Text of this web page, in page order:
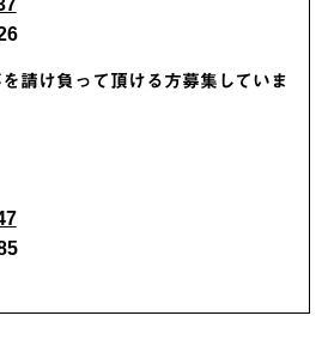
請け負って頂ける方募集していま